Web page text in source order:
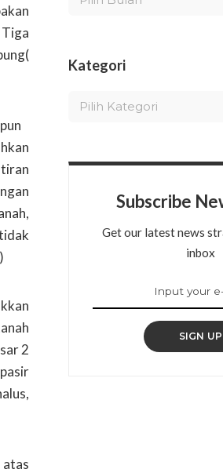
2
Kategori
Subscribe
Get our latest news
inbox
SIGN UP